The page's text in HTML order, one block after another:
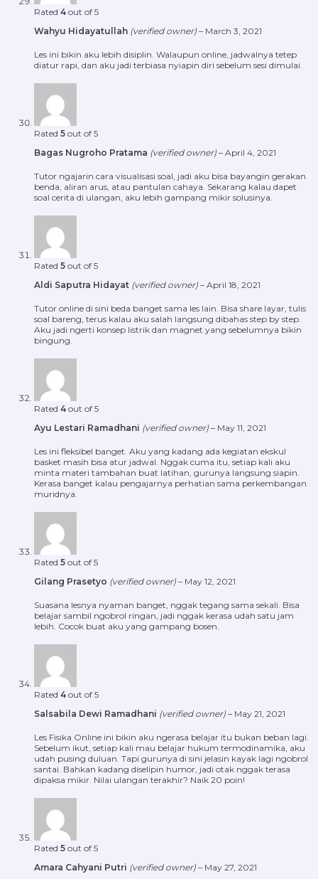
Rated 4 out of 5
Wahyu Hidayatullah (verified owner) – March 3, 2021
Les ini bikin aku lebih disiplin. Walaupun online, jadwalnya tetep
diatur rapi, dan aku jadi terbiasa nyiapin diri sebelum sesi dimulai.
Rated 5 out of 5
Bagas Nugroho Pratama (verified owner) – April 4, 2021
Tutor ngajarin cara visualisasi soal, jadi aku bisa bayangin gerakan
benda, aliran arus, atau pantulan cahaya. Sekarang kalau dapet
soal cerita di ulangan, aku lebih gampang mikir solusinya.
Rated 5 out of 5
Aldi Saputra Hidayat (verified owner) – April 18, 2021
Tutor online di sini beda banget sama les lain. Bisa share layar, tulis
soal bareng, terus kalau aku salah langsung dibahas step by step.
Aku jadi ngerti konsep listrik dan magnet yang sebelumnya bikin
bingung.
Rated 4 out of 5
Ayu Lestari Ramadhani (verified owner) – May 11, 2021
Les ini fleksibel banget. Aku yang kadang ada kegiatan ekskul
basket masih bisa atur jadwal. Nggak cuma itu, setiap kali aku
minta materi tambahan buat latihan, gurunya langsung siapin.
Kerasa banget kalau pengajarnya perhatian sama perkembangan
muridnya.
Rated 5 out of 5
Gilang Prasetyo (verified owner) – May 12, 2021
Suasana lesnya nyaman banget, nggak tegang sama sekali. Bisa
belajar sambil ngobrol ringan, jadi nggak kerasa udah satu jam
lebih. Cocok buat aku yang gampang bosen.
Rated 4 out of 5
Salsabila Dewi Ramadhani (verified owner) – May 21, 2021
Les Fisika Online ini bikin aku ngerasa belajar itu bukan beban lagi.
Sebelum ikut, setiap kali mau belajar hukum termodinamika, aku
udah pusing duluan. Tapi gurunya di sini jelasin kayak lagi ngobrol
santai. Bahkan kadang diselipin humor, jadi otak nggak terasa
dipaksa mikir. Nilai ulangan terakhir? Naik 20 poin!
Rated 5 out of 5
Amara Cahyani Putri (verified owner) – May 27, 2021